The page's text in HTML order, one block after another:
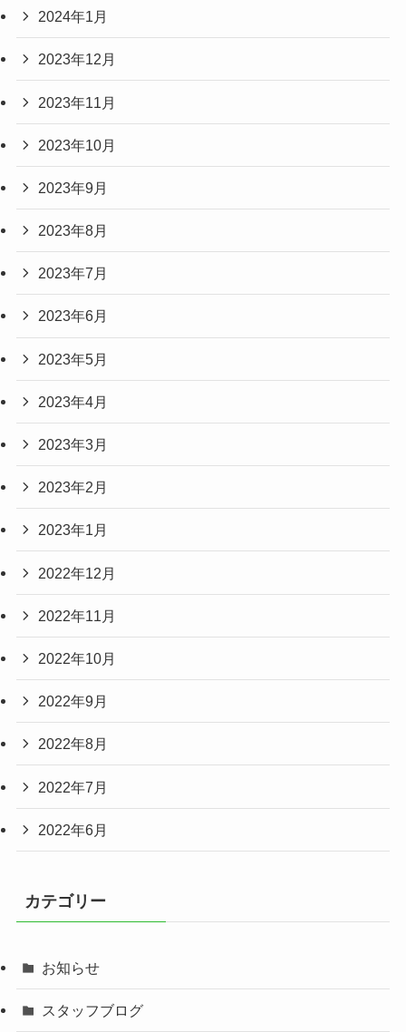
2024年1月
2023年12月
2023年11月
2023年10月
2023年9月
2023年8月
2023年7月
2023年6月
2023年5月
2023年4月
2023年3月
2023年2月
2023年1月
2022年12月
2022年11月
2022年10月
2022年9月
2022年8月
2022年7月
2022年6月
カテゴリー
お知らせ
スタッフブログ